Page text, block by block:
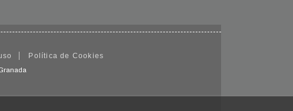
Política de Cookies